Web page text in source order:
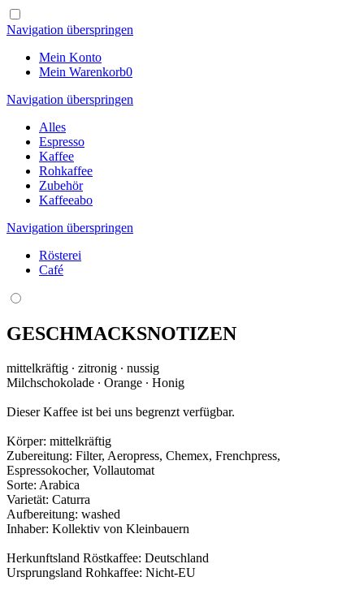
Navigation überspringen
Mein Konto
Mein Warenkorb0
Navigation überspringen
Alles
Espresso
Kaffee
Rohkaffee
Zubehör
Kaffeeabo
Navigation überspringen
Rösterei
Café
GESCHMACKSNOTIZEN
mittelkräftig ∙ zitronig ‪∙ nussig
Milchschokolade ‪∙ Orange ‪∙ Honig
Dieser Kaffee ist bei uns begrenzt verfügbar.
Körper: mittelkräftig
Zubereitung: Filter, Aeropress, Chemex, Frenchpress,
Espressokocher, Vollautomat
Sorte: Arabica
Varietät: Caturra
Aufbereitung: washed
Inhaber: Kollektiv von Kleinbauern
Herkunftsland Röstkaffee: Deutschland
Ursprungsland Rohkaffee: Nicht-EU